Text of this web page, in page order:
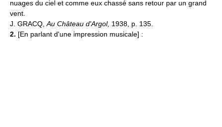
nuages du ciel et comme eux chassé sans retour par un grand
vent.
J. GRACQ, Au Château d'Argol, 1938, p. 135.
2. [En parlant d'une impression musicale] :